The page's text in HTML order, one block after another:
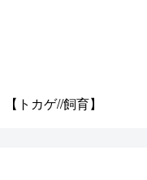
【トカゲ//飼育】